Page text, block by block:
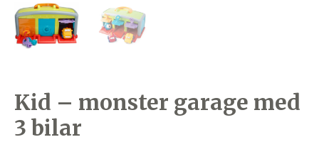
Kid – monster garage med
3 bilar